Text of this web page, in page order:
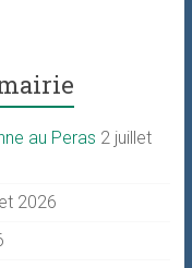
au Peras 2 juillet
2026